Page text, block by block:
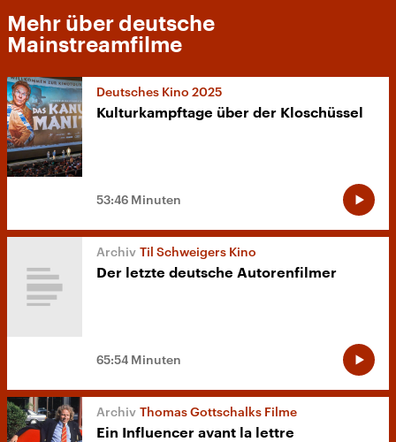
Mehr über deutsche
Mainstreamfilme
Deutsches Kino 2025
Kulturkampftage über der Kloschüssel
53:46 Minuten
Til Schweigers Kino
Der letzte deutsche Autorenfilmer
65:54 Minuten
Thomas Gottschalks Filme
Ein Influencer avant la lettre